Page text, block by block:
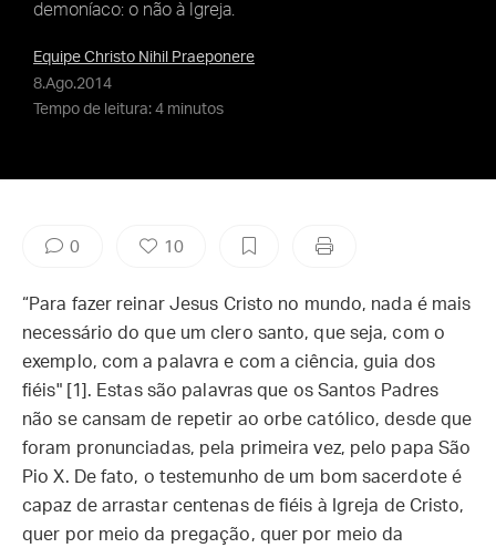
demoníaco: o não à Igreja.
Equipe Christo Nihil Praeponere
8.Ago.2014
Tempo de leitura: 4 minutos
0 10
“Para fazer reinar Jesus Cristo no mundo, nada é mais
necessário do que um clero santo, que seja, com o
exemplo, com a palavra e com a ciência, guia dos
fiéis" [1]. Estas são palavras que os Santos Padres
não se cansam de repetir ao orbe católico, desde que
foram pronunciadas, pela primeira vez, pelo papa São
Pio X. De fato, o testemunho de um bom sacerdote é
capaz de arrastar centenas de fiéis à Igreja de Cristo,
quer por meio da pregação, quer por meio da